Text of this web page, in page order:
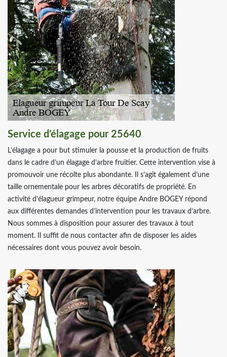
Service d’élagage pour 25640
L’élagage a pour but stimuler la pousse et la production de fruits
dans le cadre d’un élagage d’arbre fruitier. Cette intervention vise à
promouvoir une récolte plus abondante. Il s’agit également d’une
taille ornementale pour les arbres décoratifs de propriété. En
activité d’élagueur grimpeur, notre équipe Andre BOGEY répond
aux différentes demandes d’intervention pour les travaux d’arbre.
Nous sommes à disposition pour assurer des travaux à tout
moment. Il suffit de nous contacter afin de disposer les aides
nécessaires dont vous pouvez avoir besoin.